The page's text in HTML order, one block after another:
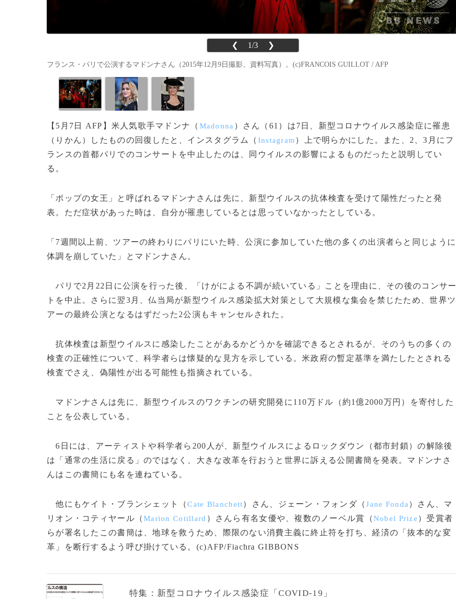
❮ 1/3 ❯
フランス・パリで公演するマドンナさん（2015年12月9日撮影、資料写真）。(c)FRANCOIS GUILLOT / AFP
【5月7日 AFP】米人気歌手マドンナ（ Madonna ）さん（61）は7日、新型コロナウイルス感染症に罹患
（りかん）したものの回復したと、インスタグラム（ Instagram ）上で明らかにした。また、2、3月にフ
ランスの首都パリでのコンサートを中止したのは、同ウイルスの影響によるものだったと説明してい
る。
「ポップの女王」と呼ばれるマドンナさんは先に、新型ウイルスの抗体検査を受けて陽性だったと発
表。ただ症状があった時は、自分が罹患しているとは思っていなかったとしている。
「7週間以上前、ツアーの終わりにパリにいた時、公演に参加していた他の多くの出演者らと同じように
体調を崩していた」とマドンナさん。
パリで2月22日に公演を行った後、「けがによる不調が続いている」ことを理由に、その後のコンサ
トを中止。さらに翌3月、仏当局が新型ウイルス感染拡大対策として大規模な集会を禁じたため、世界ツ
アーの最終公演となるはずだった2公演もキャンセルされた。
抗体検査は新型ウイルスに感染したことがあるかどうかを確認できるとされるが、そのうちの多くの
検査の正確性について、科学者らは懐疑的な見方を示している。米政府の暫定基準を満たしたとされる
検査でさえ、偽陽性が出る可能性も指摘されている。
マドンナさんは先に、新型ウイルスのワクチンの研究開発に110万ドル（約1億2000万円）を寄付した
ことを公表している。
6日には、アーティストや科学者ら200人が、新型ウイルスによるロックダウン（都市封鎖）の解除後
は「通常の生活に戻る」のではなく、大きな改革を行おうと世界に訴える公開書簡を発表。マドンナさ
んはこの書簡にも名を連ねている。
他にもケイト・ブランシェット（Cate Blanchett）さん、ジェーン・フォンダ（Jane Fonda ）さん、マ
リオン・コティヤール（Marion Cotillard ）さんら有名女優や、複数のノーベル賞（Nobel Prize ）受賞者
らが署名したこの書簡は、地球を救うため、際限のない消費主義に終止符を打ち、経済の「抜本的な変
革」を断行するよう呼び掛けている。(c)AFP/Fiachra GIBBONS
特集：新型コロナウイルス感染症「COVID-19」